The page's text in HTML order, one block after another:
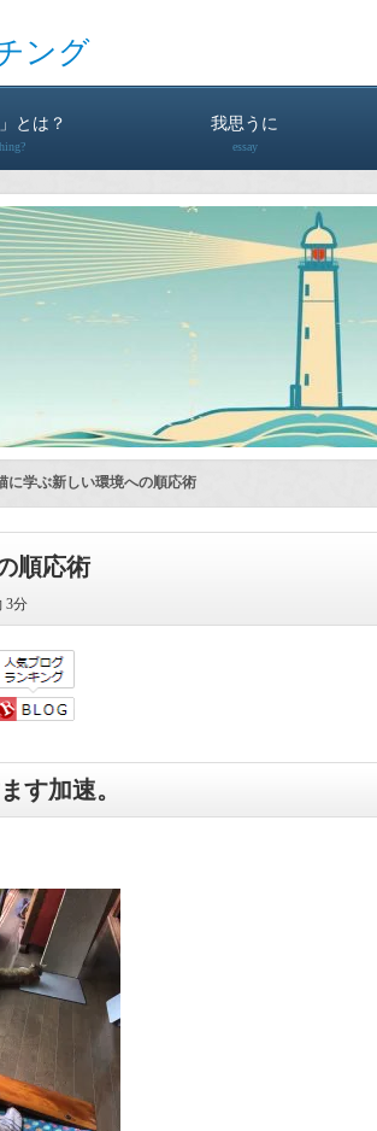
ング
とは？ 我思うに
essay
に学ぶ新しい環境への順応術
順応術
3分
す加速。